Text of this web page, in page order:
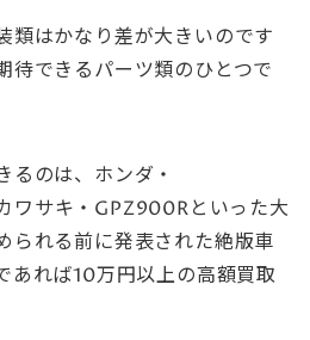
類はかなり差が大きいのです
待できるパーツ類のひとつで
るのは、ホンダ・
ワサキ・GPZ900Rといった大
られる前に発表された絶版車
あれば10万円以上の高額買取